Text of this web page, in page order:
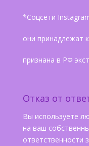
*Соцсети
они принадлежат
признана в РФ
Отказ от
Вы используете
на ваш
ответственности